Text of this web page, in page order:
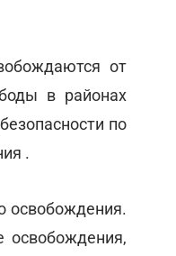
от
в районах
по
.
освобождения.
освобождения,